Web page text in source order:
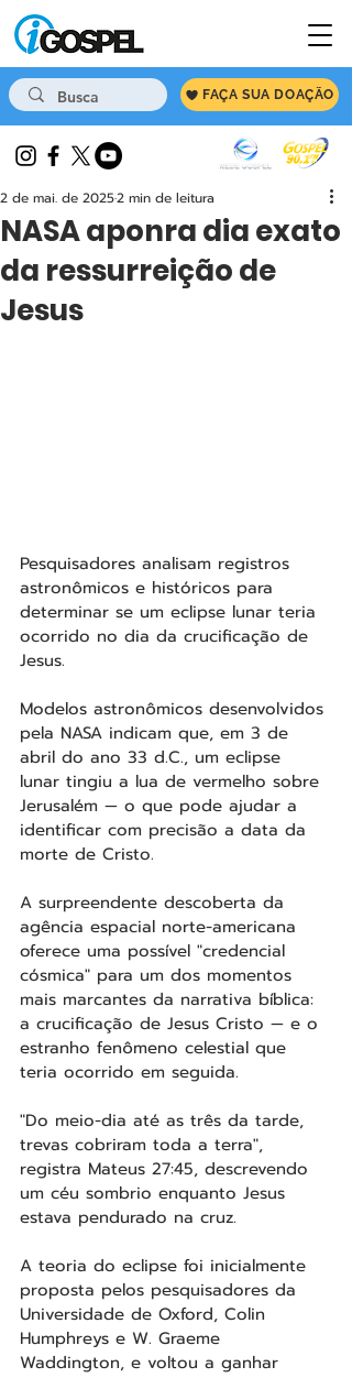
FAÇA SUA DOAÇÃO
NASA aponra dia exato
da ressurreição de
Jesus
2 de mai. de 20252 min de leitura
Pesquisadores analisam registros
astronômicos e históricos para
determinar se um eclipse lunar teria
ocorrido no dia da crucificação de
Jesus.
Modelos astronômicos desenvolvidos
pela NASA indicam que, em 3 de
abril do ano 33 d.C., um eclipse
lunar tingiu a lua de vermelho sobre
Jerusalém — o que pode ajudar a
identificar com precisão a data da
morte de Cristo.
A surpreendente descoberta da
agência espacial norte-americana
oferece uma possível "credencial
cósmica" para um dos momentos
mais marcantes da narrativa bíblica:
a crucificação de Jesus Cristo — e o
estranho fenômeno celestial que
teria ocorrido em seguida.
"Do meio-dia até as três da tarde,
trevas cobriram toda a terra",
registra Mateus 27:45, descrevendo
um céu sombrio enquanto Jesus
estava pendurado na cruz.
A teoria do eclipse foi inicialmente
proposta pelos pesquisadores da
Universidade de Oxford, Colin
Humphreys e W. Graeme
Waddington, e voltou a ganhar